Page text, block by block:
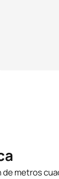
metros